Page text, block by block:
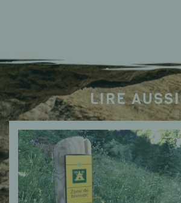
LIRE AUSSI